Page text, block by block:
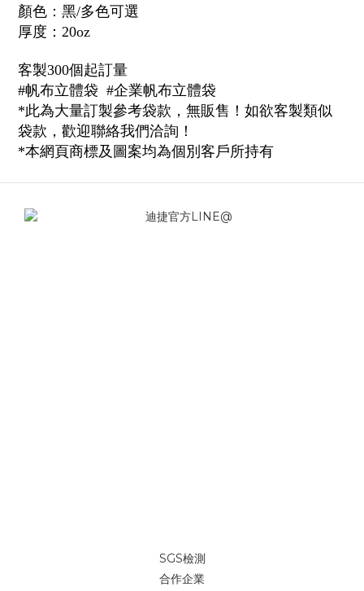
顏色：黑/多色可選
厚度：20oz
客製300個起訂量
#帆布立體袋 #企業帆布立體袋
*此為大量訂製參考袋款，無販售！如欲客製類似
袋款，歡迎聯絡我們洽詢！
*本網頁商標及圖案均為個別客戶所持有
SGS檢測
合作企業